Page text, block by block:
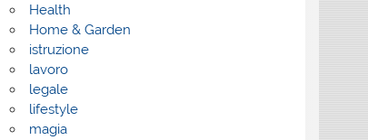
Health
Home & Garden
istruzione
lavoro
legale
lifestyle
magia